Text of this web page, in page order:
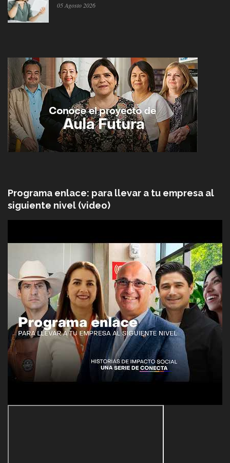
05 Agosto 2026
Programa enlace: para llevar a tu empresa al
siguiente nivel (video)